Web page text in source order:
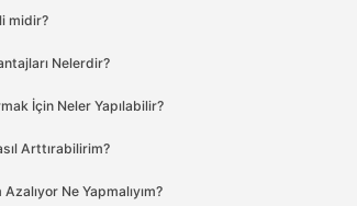
midir?
Nelerdir?
İçin Neler Yapılabilir?
Arttırabilirim?
Ne Yapmalıyım?